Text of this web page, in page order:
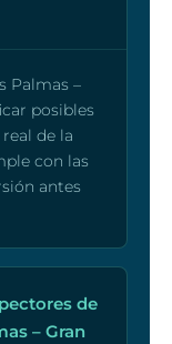
Palmas –
posibles
de la
con las
antes
de
– Gran